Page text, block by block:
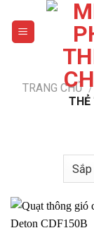
content
TRANG CHỦ /
THẺ